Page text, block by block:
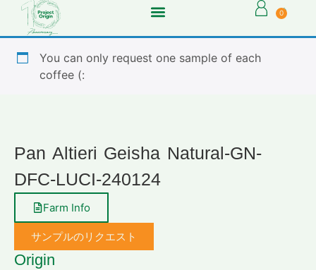
0
You can only request one sample of each
coffee (:
Pan Altieri Geisha Natural-GN-
DFC-LUCI-240124
Farm Info
サンプルのリクエスト
Origin